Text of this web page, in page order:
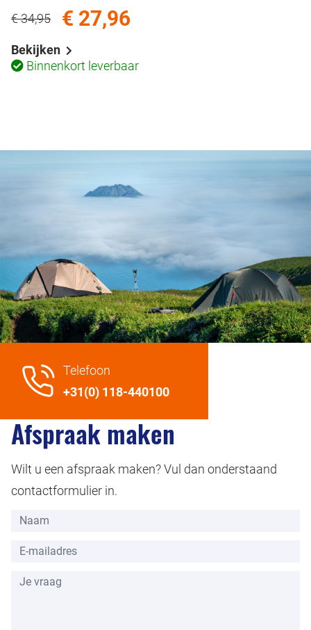
Bekijken
Binnenkort leverbaar
€ 34,95 € 27,96
Telefoon
+31(0) 118-440100
Afspraak maken
Wilt u een afspraak maken? Vul dan onderstaand
contactformulier in.